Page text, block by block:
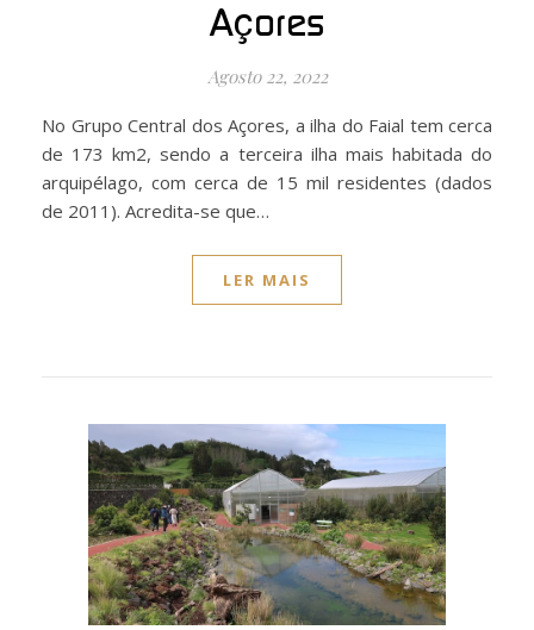
Açores
Agosto 22, 2022
No Grupo Central dos Açores, a ilha do Faial tem cerca
de 173 km2, sendo a terceira ilha mais habitada do
arquipélago, com cerca de 15 mil residentes (dados
de 2011). Acredita-se que…
LER MAIS